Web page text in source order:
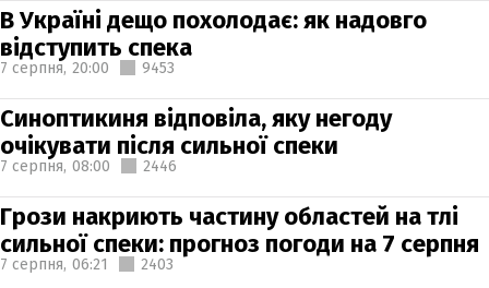
В Україні дещо похолодає: як надовго
відступить спека
7 серпня, 20:00 9453
Синоптикиня відповіла, яку негоду
очікувати після сильної спеки
7 серпня, 08:00 2446
Грози накриють частину областей на тлі
сильної спеки: прогноз погоди на 7 серпня
7 серпня, 06:21 2403